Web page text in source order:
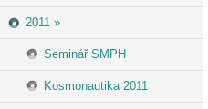
2011 »
Seminář SMPH
Kosmonautika 2011